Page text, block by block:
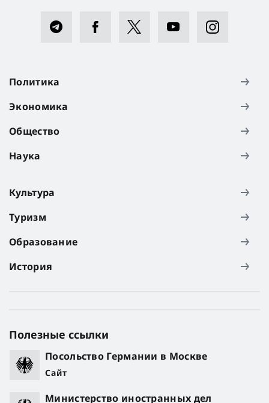
Политика
Экономика
Общество
Наука
Культура
Туризм
Образование
История
Полезные ссылки
Посольство Германии в Москве
Сайт
Министерство иностранных дел